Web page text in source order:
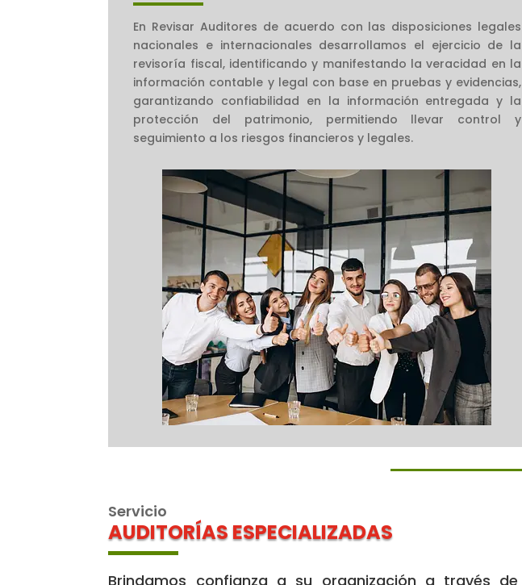
En Revisar Auditores de acuerdo con las disposiciones legales
nacionales e internacionales desarrollamos el ejercicio de la
revisoría fiscal, identificando y manifestando la veracidad en la
información contable y legal con base en pruebas y evidencias,
garantizando confiabilidad en la información entregada y la
protección del patrimonio, permitiendo llevar control y
seguimiento a los riesgos financieros y legales.
Servicio
AUDITORÍAS ESPECIALIZADAS
Brindamos confianza a su organización a través de